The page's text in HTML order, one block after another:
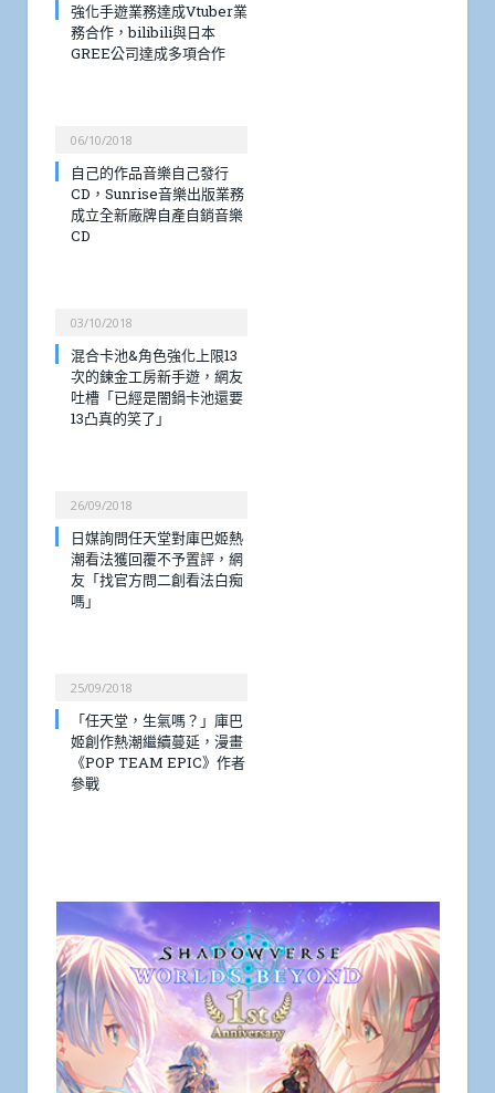
強化手遊業務達成Vtuber業
務合作，bilibili與日本
GREE公司達成多項合作
06/10/2018
自己的作品音樂自己發行
CD，Sunrise音樂出版業務
成立全新廠牌自產自銷音樂
CD
03/10/2018
混合卡池&角色強化上限13
次的鍊金工房新手遊，網友
吐槽「已經是闇鍋卡池還要
13凸真的笑了」
26/09/2018
日媒詢問任天堂對庫巴姬熱
潮看法獲回覆不予置評，網
友「找官方問二創看法白痴
嗎」
25/09/2018
「任天堂，生氣嗎？」庫巴
姬創作熱潮繼續蔓延，漫畫
《POP TEAM EPIC》作者
參戰